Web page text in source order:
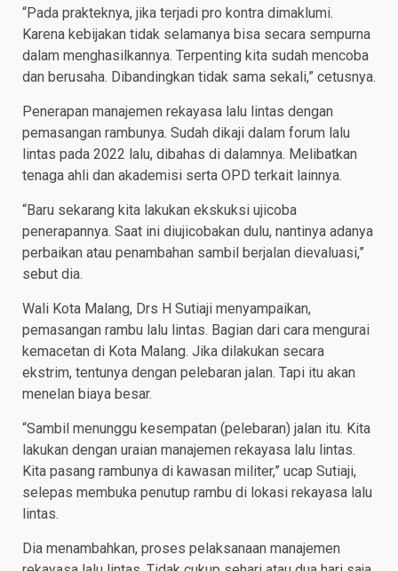
“Pada prakteknya, jika terjadi pro kontra dimaklumi.
Karena kebijakan tidak selamanya bisa secara sempurna
dalam menghasilkannya. Terpenting kita sudah mencoba
dan berusaha. Dibandingkan tidak sama sekali,” cetusnya.
Penerapan manajemen rekayasa lalu lintas dengan
pemasangan rambunya. Sudah dikaji dalam forum lalu
lintas pada 2022 lalu, dibahas di dalamnya. Melibatkan
tenaga ahli dan akademisi serta OPD terkait lainnya.
“Baru sekarang kita lakukan ekskuksi ujicoba
penerapannya. Saat ini diujicobakan dulu, nantinya adanya
perbaikan atau penambahan sambil berjalan dievaluasi,”
sebut dia.
Wali Kota Malang, Drs H Sutiaji menyampaikan,
pemasangan rambu lalu lintas. Bagian dari cara mengurai
kemacetan di Kota Malang. Jika dilakukan secara
ekstrim, tentunya dengan pelebaran jalan. Tapi itu akan
menelan biaya besar.
“Sambil menunggu kesempatan (pelebaran) jalan itu. Kita
lakukan dengan uraian manajemen rekayasa lalu lintas.
Kita pasang rambunya di kawasan militer,” ucap Sutiaji,
selepas membuka penutup rambu di lokasi rekayasa lalu
lintas.
Dia menambahkan, proses pelaksanaan manajemen